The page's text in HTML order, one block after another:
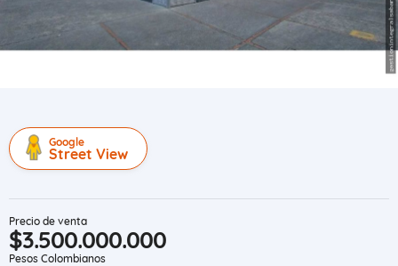
Google
Street View
Precio de venta
$3.500.000.000
Pesos Colombianos